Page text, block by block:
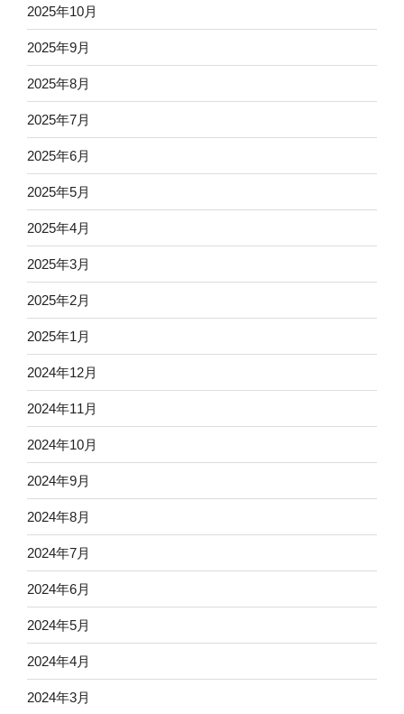
2025年10月
2025年9月
2025年8月
2025年7月
2025年6月
2025年5月
2025年4月
2025年3月
2025年2月
2025年1月
2024年12月
2024年11月
2024年10月
2024年9月
2024年8月
2024年7月
2024年6月
2024年5月
2024年4月
2024年3月